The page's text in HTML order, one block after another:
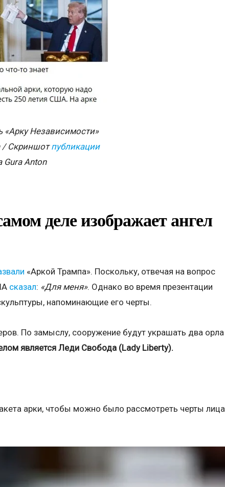
«Арку Независимости»
/ Скриншотпубликации
Gura Anton
деле изображает ангел
«Аркой Трампа». Поскольку, отвечая на вопрос
сказал: «Для меня». Однако во время презентации
напоминающие его черты.
По замыслу, сооружение будут украшать два орла
является Леди Свобода (Lady Liberty).
арки, чтобы можно было рассмотреть черты лица